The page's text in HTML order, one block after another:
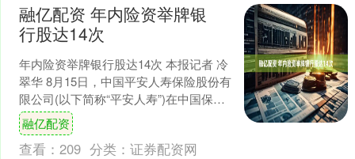
融亿配资 年内险资举牌银
行股达14次
年内险资举牌银行股达14次 本报记者 冷
翠华 8月15日，中国平安人寿保险股份有
限公司(以下简称“平安人寿”)在中国保险
行业协会官网发布公告称，该公司委托
平安资....
融亿配资
查看： 209 分类： 证券配资网